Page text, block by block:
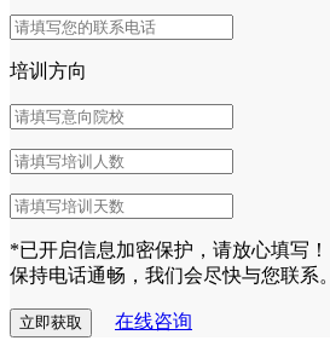
培训方向
*已开启信息加密保护，请放心填写！
保持电话通畅，我们会尽快与您联系。
在线咨询